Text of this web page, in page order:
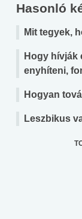
Hasonló
Mit tegyek,
Hogy hívják
enyhíteni,
Hogyan
Leszbikus